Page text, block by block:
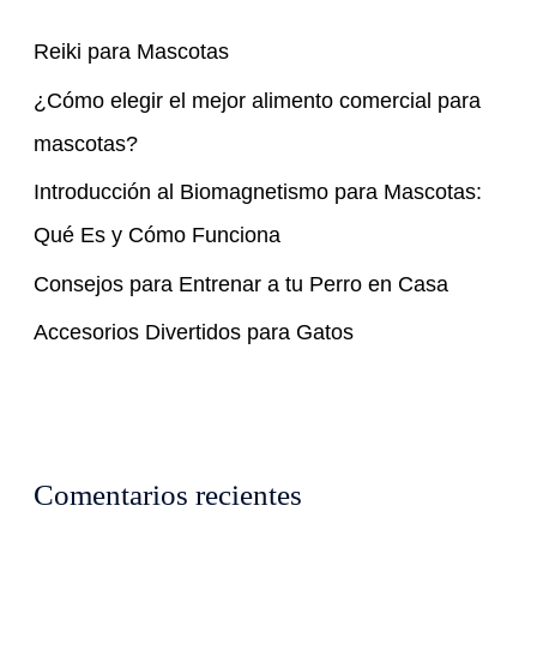
o
r
:
Reiki para Mascotas
¿Cómo elegir el mejor alimento comercial para
mascotas?
Introducción al Biomagnetismo para Mascotas:
Qué Es y Cómo Funciona
Consejos para Entrenar a tu Perro en Casa
Accesorios Divertidos para Gatos
Comentarios recientes